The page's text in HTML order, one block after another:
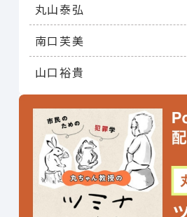
丸山泰弘
南口芙美
山口裕貴